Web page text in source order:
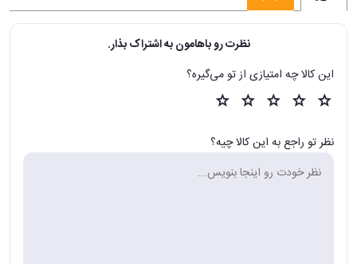
نظرت رو باهامون به اشتراک بذار.
این کالا چه امتیازی از تو می‌گیره؟
نظر تو راجع به این کالا چیه؟